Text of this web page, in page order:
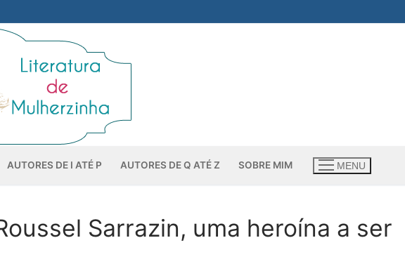
AUTORES DE I ATÉ P AUTORES DE Q ATÉ Z SOBRE MIM MENU
Sarrazin, uma heroína a ser